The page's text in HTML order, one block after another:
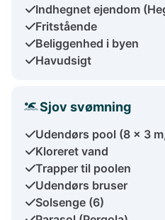
Indhegnet ejendom
Fritstående
Beliggenhed i byen
Havudsigt
Sjov svømning
Udendørs pool (8 x 3
Kloreret vand
Trapper til poolen
Udendørs bruser
Solsenge (6)